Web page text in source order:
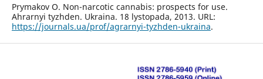
Prymakov O. Non-narcotic cannabis: prospects for use.
Ahrarnyi tyzhden. Ukraina. 18 lystopada, 2013. URL:
https://journals.ua/prof/agrarnyi-tyzhden-ukraina.